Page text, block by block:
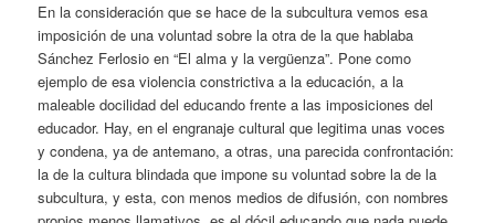
En la consideración que se hace de la subcultura vemos esa
imposición de una voluntad sobre la otra de la que hablaba
Sánchez Ferlosio en “El alma y la vergüenza”. Pone como
ejemplo de esa violencia constrictiva a la educación, a la
maleable docilidad del educando frente a las imposiciones del
educador. Hay, en el engranaje cultural que legitima unas voces
y condena, ya de antemano, a otras, una parecida confrontación:
la de la cultura blindada que impone su voluntad sobre la de la
subcultura, y esta, con menos medios de difusión, con nombres